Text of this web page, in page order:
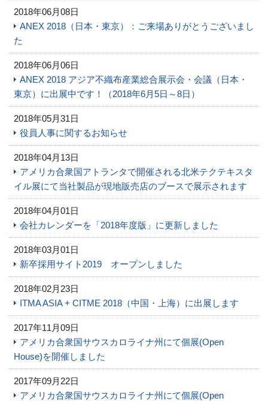
2018年06月08日
ANEX 2018（日本・東京）：ご来場ありがとうございまし
た
2018年06月06日
ANEX 2018 アジア不織布産業総合展示会・会議（日本・
東京）に出展中です！（2018年6月5日～8日）
2018年05月31日
役員人事に関するお知らせ
2018年04月13日
アメリカ合衆国アトランタで開催される北米テクテキスタ
イル展にて当社製品が現地販売店のブースで展示されます
2018年04月01日
会社カレンダーを「2018年度版」に更新しました
2018年03月01日
新卒採用サイト2019 オープンしました
2018年02月23日
ITMA ASIA + CITME 2018（中国・上海）に出展します
2017年11月09日
アメリカ合衆国サウスカロライナ州にて個展(Open
House)を開催しました
2017年09月22日
アメリカ合衆国サウスカロライナ州にて個展(Open